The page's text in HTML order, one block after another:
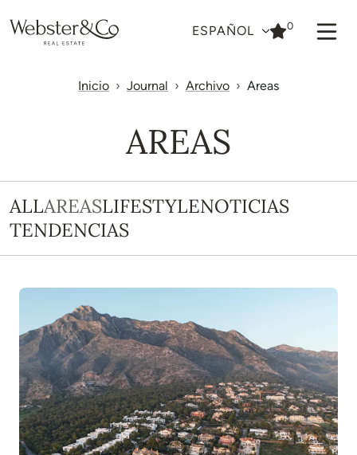
ESPAÑOL 0
Inicio Journal Archivo Areas
AREAS
ALLAREASLIFESTYLENOTICIAS
TENDENCIAS